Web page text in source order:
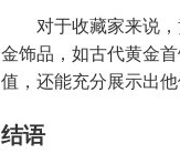
对于收藏家来说
金饰品，如古代黄金
值，还能充分展示出
结语